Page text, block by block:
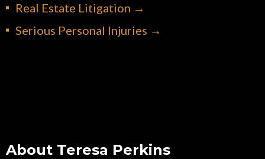
Real Estate Litigation →
Serious Personal Injuries →
About Teresa Perkins